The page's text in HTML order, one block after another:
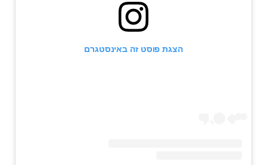
הצגת פוסט זה באינסטגרם